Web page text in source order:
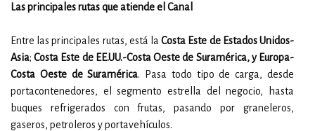
Las principales rutas que atiende el Canal
Entre las principales rutas, está laCosta Este de Estados Unidos-
Asia;Costa Este de EE.UU.-Costa Oeste de Suramérica, y Europa-
Costa Oeste de Suramérica. Pasa todo tipo de carga, desde
portacontenedores, el segmento estrella del negocio, hasta
buques refrigerados con frutas, pasando por graneleros,
gaseros, petroleros y portavehículos.